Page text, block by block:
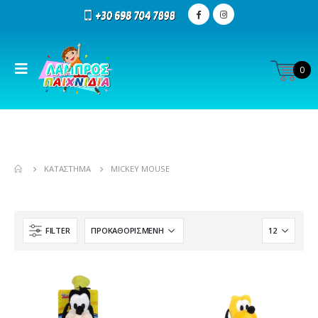
0
ΚΑΤΆΣΤΗΜΑ MICKEY MOUSE
FILTER